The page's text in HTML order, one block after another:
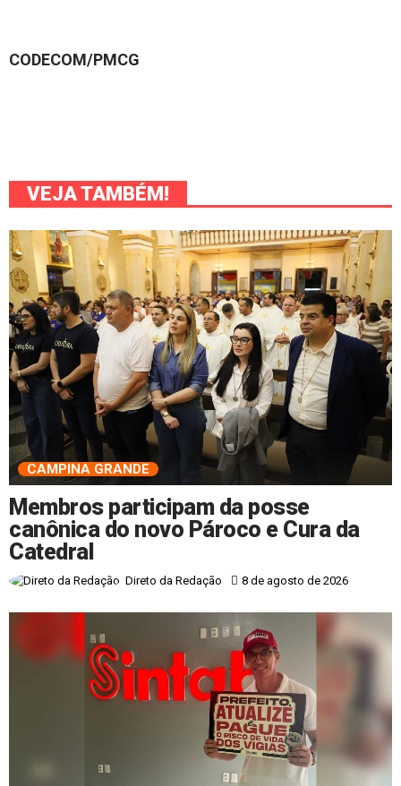
CODECOM/PMCG
VEJA TAMBÉM!
CAMPINA GRANDE
Membros participam da posse
canônica do novo Pároco e Cura da
Catedral
Direto da Redação 8 de agosto de 2026